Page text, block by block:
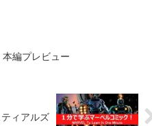
本編プレビュー
ィアルズ